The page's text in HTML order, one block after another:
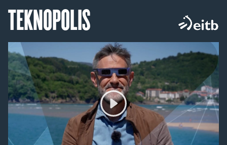
TEKNOPOLIS